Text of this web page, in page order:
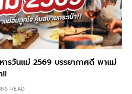
ารวันแม่ 2569 บรรยากาศดี พาแม่
!!
READ